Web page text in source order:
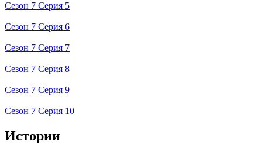
Сезон 7 Серия 5
Сезон 7 Серия 6
Сезон 7 Серия 7
Сезон 7 Серия 8
Сезон 7 Серия 9
Сезон 7 Серия 10
Истории